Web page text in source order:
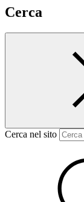
Cerca
Cerca nel sito